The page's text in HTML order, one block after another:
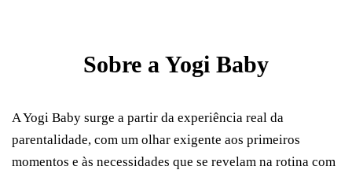
Sobre a Yogi Baby
A Yogi Baby surge a partir da experiência real da
parentalidade, com um olhar exigente aos primeiros
momentos e às necessidades que se revelam na rotina com